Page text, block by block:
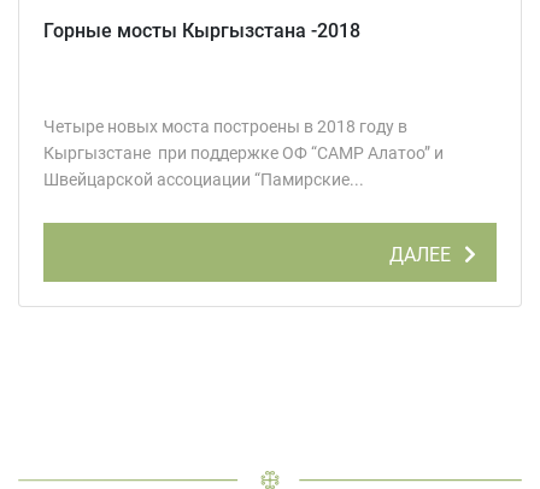
Горные мосты Кыргызстана -2018
Четыре новых моста построены в 2018 году в
Кыргызстане при поддержке ОФ “CAMP Алатоо” и
Швейцарской ассоциации “Памирские...
ДАЛЕЕ